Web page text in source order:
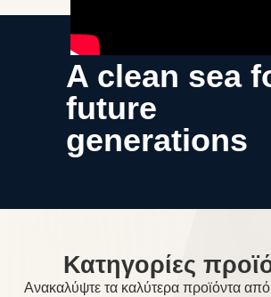
A clean sea
future
generations
Κατηγορίες
Ανακαλύψτε τα καλύτερα προϊόντα από